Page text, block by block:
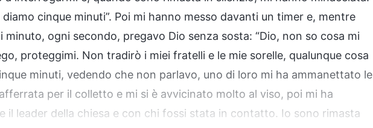
cinque minuti”. Poi mi hanno messo davanti un timer e, mentre
ogni secondo, pregavo Dio senza sosta: “Dio, non so cosa mi
proteggimi. Non tradirò i miei fratelli e le mie sorelle, qualunque cosa
minuti, vedendo che non parlavo, uno di loro mi ha ammanettato le
per il colletto e mi si è avvicinato molto al viso, poi mi ha
il leader della chiesa e con chi fossi stata in contatto. Io sono rimasta